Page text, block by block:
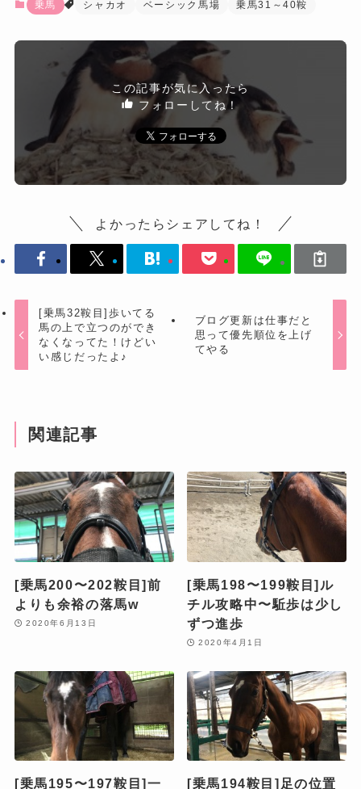
乗馬 シャカオ ベーシック馬場 乗馬31～40鞍
この記事が気に入ったら
フォローしてね！
よかったらシェアしてね！
[乗馬32鞍目]歩いてる
馬の上で立つのができ
なくなってた！けどい
い感じだったよ♪
ブログ更新は仕事だと
思って優先順位を上げ
てやる
関連記事
[乗馬200〜202鞍目]前
よりも余裕の落馬w
2020年6月13日
[乗馬198〜199鞍目]ル
チル攻略中〜駈歩は少し
ずつ進歩
2020年4月1日
[乗馬195〜197鞍目]一
[乗馬194鞍目]足の位置